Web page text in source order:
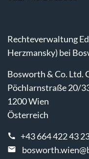
Rechteverwaltung
Herzmansky) bei
Bosworth & Co. Ltd.
Pöchlarnstraße 20/
1200 Wien
Österreich
+43 664 422 43